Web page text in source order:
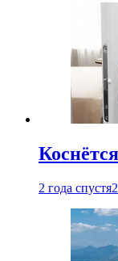
2 года спустя